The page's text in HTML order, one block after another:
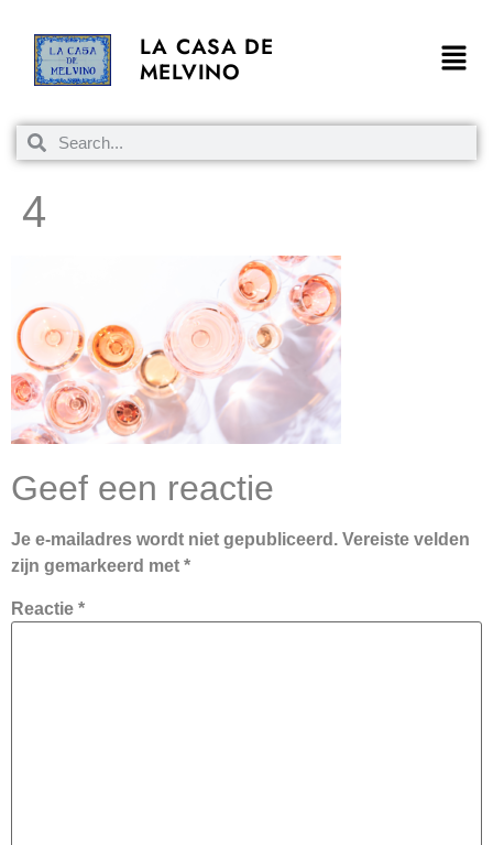
LA CASA DE
MELVINO
4
Geef een reactie
Je e-mailadres wordt niet gepubliceerd. Vereiste velden
zijn gemarkeerd met *
Reactie *